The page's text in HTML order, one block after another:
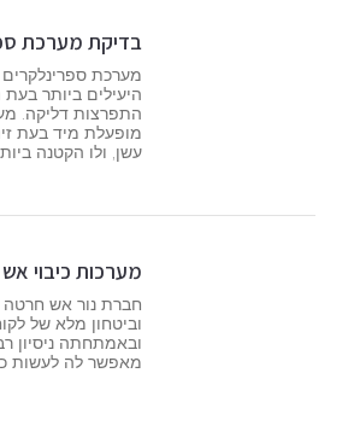
בדיקת מערכת
מערכת
היעילים ביותר
התפרצות דליקה.
מופעלת מיד בעת
עשן, ולו הקטנה
מערכות כיבוי אש
חברת נור אש חרטה
וביטחון מלא של
ובאמתחתה ניסיון
מאפשר לה לעשות